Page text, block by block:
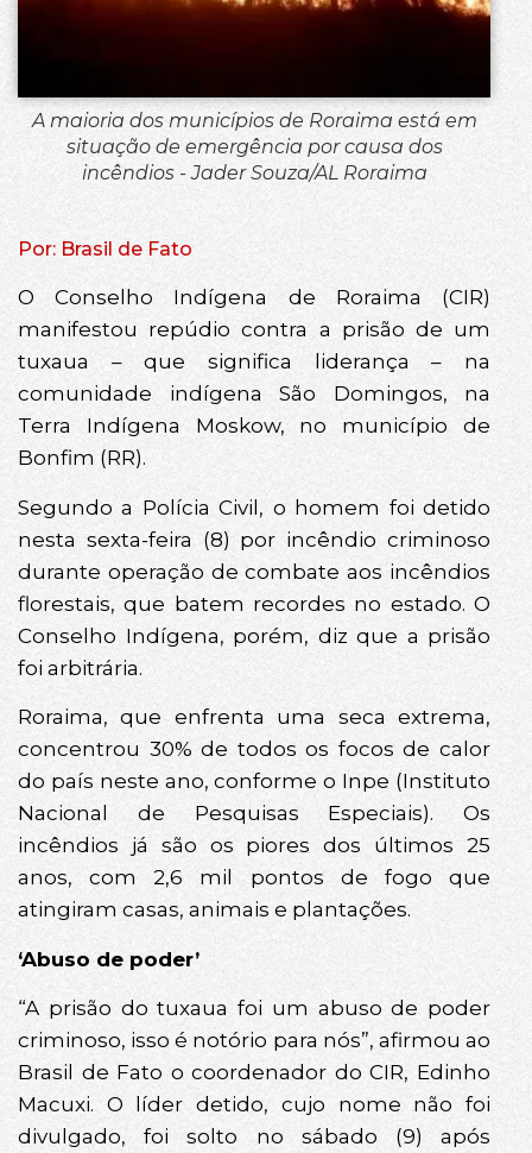
A maioria dos municípios de Roraima está em
situação de emergência por causa dos
incêndios - Jader Souza/AL Roraima
Por: Brasil de Fato
O Conselho Indígena de Roraima (CIR)
manifestou repúdio contra a prisão de um
tuxaua – que significa liderança – na
comunidade indígena São Domingos, na
Terra Indígena Moskow, no município de
Bonfim (RR).
Segundo a Polícia Civil, o homem foi detido
nesta sexta-feira (8) por incêndio criminoso
durante operação de combate aos incêndios
florestais, que batem recordes no estado. O
Conselho Indígena, porém, diz que a prisão
foi arbitrária.
Roraima, que enfrenta uma seca extrema,
concentrou 30% de todos os focos de calor
do país neste ano, conforme o Inpe (Instituto
Nacional de Pesquisas Especiais). Os
incêndios já são os piores dos últimos 25
anos, com 2,6 mil pontos de fogo que
atingiram casas, animais e plantações.
‘Abuso de poder’
“A prisão do tuxaua foi um abuso de poder
criminoso, isso é notório para nós”, afirmou ao
Brasil de Fato o coordenador do CIR, Edinho
Macuxi. O líder detido, cujo nome não foi
divulgado, foi solto no sábado (9) após